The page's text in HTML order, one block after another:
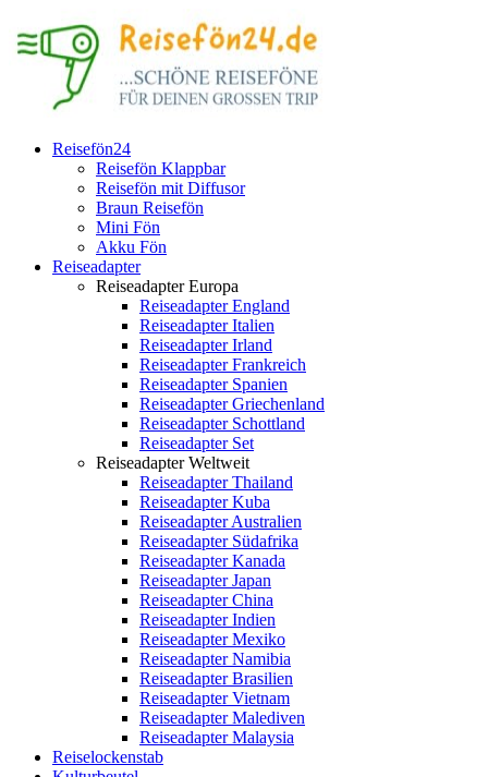
Reisefön24
Reisefön Klappbar
Reisefön mit Diffusor
Braun Reisefön
Mini Fön
Akku Fön
Reiseadapter
Reiseadapter Europa
Reiseadapter England
Reiseadapter Italien
Reiseadapter Irland
Reiseadapter Frankreich
Reiseadapter Spanien
Reiseadapter Griechenland
Reiseadapter Schottland
Reiseadapter Set
Reiseadapter Weltweit
Reiseadapter Thailand
Reiseadapter Kuba
Reiseadapter Australien
Reiseadapter Südafrika
Reiseadapter Kanada
Reiseadapter Japan
Reiseadapter China
Reiseadapter Indien
Reiseadapter Mexiko
Reiseadapter Namibia
Reiseadapter Brasilien
Reiseadapter Vietnam
Reiseadapter Malediven
Reiseadapter Malaysia
Reiselockenstab